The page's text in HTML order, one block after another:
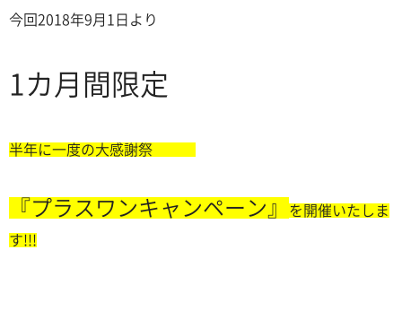
今回2018年9月1日より
1カ月間限定
半年に一度の大感謝祭
『プラスワンキャンペーン』 を開催いたしま
す!!!